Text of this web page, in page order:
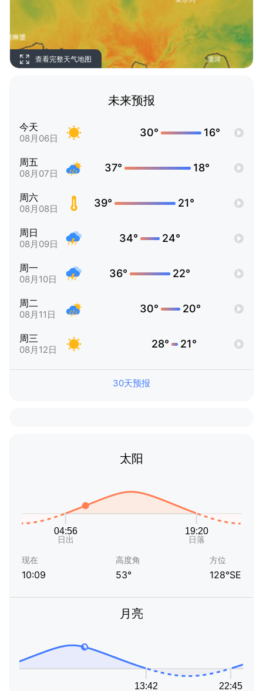
查看完整天气地图
未来预报
今天
08月06日 30° 16°
周五
08月07日 37° 18°
周六
08月08日 39° 21°
周日
08月09日 34° 24°
周一
08月10日 36° 22°
周二
08月11日 30° 20°
周三
08月12日 28° 21°
30天预报
太阳
现在
10:09
高度角
53°
方位
128°SE
月亮